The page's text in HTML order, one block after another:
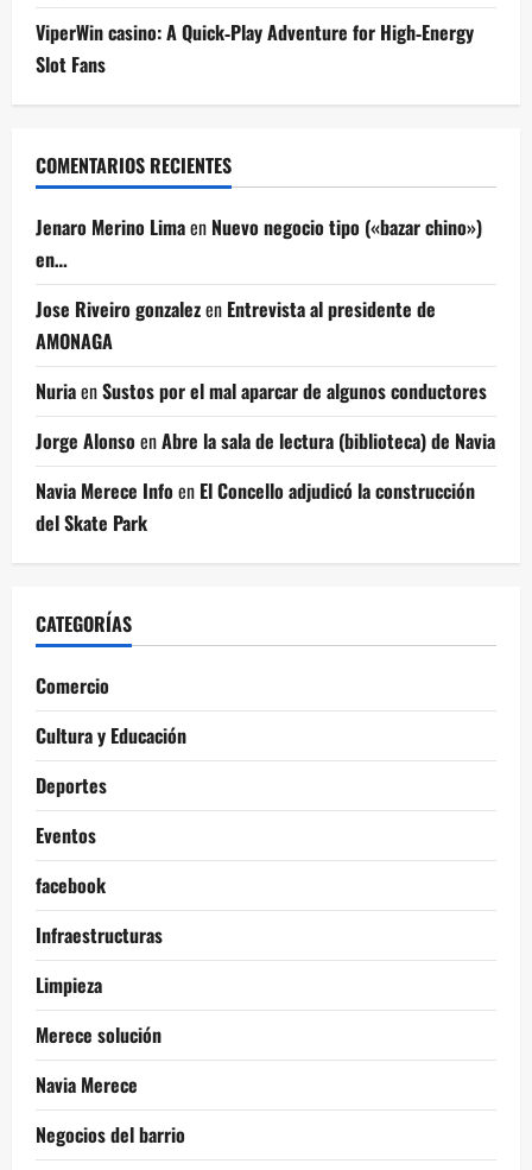
ViperWin casino: A Quick‑Play Adventure for High‑Energy
Slot Fans
COMENTARIOS RECIENTES
Jenaro Merino Limaen Nuevo negocio tipo («bazar chino»)
en…
Jose Riveiro gonzalezen Entrevista al presidente de
AMONAGA
NuriaenSustos por el mal aparcar de algunos conductores
Jorge AlonsoenAbre la sala de lectura (biblioteca) de Navia
Navia Merece Infoen El Concello adjudicó la construcción
del Skate Park
CATEGORÍAS
Comercio
Cultura y Educación
Deportes
Eventos
facebook
Infraestructuras
Limpieza
Merece solución
Navia Merece
Negocios del barrio